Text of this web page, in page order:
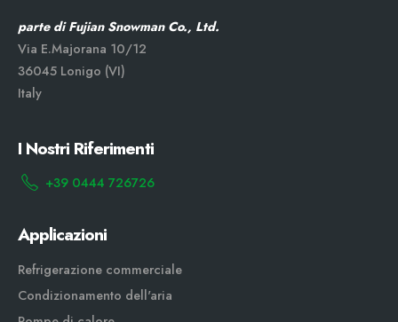
parte di Fujian Snowman Co., Ltd.
Via E.Majorana 10/12
36045 Lonigo (VI)
Italy
I Nostri Riferimenti
+39 0444 726726
Applicazioni
Refrigerazione commerciale
Condizionamento dell'aria